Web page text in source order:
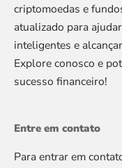
criptomoedas e
atualizado para
inteligentes e
Explore conosco e
sucesso financeiro!
Entre em contato
Para entrar em